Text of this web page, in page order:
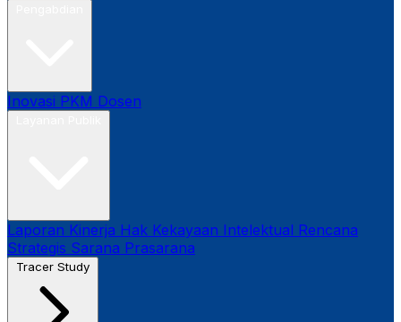
Inovasi PKM Dosen
Laporan Kinerja Hak Kekayaan Intelektual Rencana
Strategis Sarana Prasarana
Tracer Study